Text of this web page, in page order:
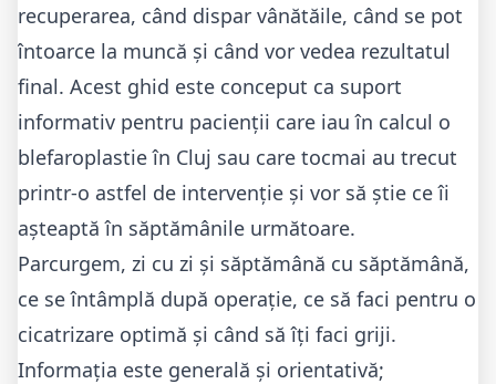
recuperarea, când dispar vânătăile, când se pot
întoarce la muncă și când vor vedea rezultatul
final. Acest ghid este conceput ca suport
informativ pentru pacienții care iau în calcul o
blefaroplastie în Cluj sau care tocmai au trecut
printr-o astfel de intervenție și vor să știe ce îi
așteaptă în săptămânile următoare.
Parcurgem, zi cu zi și săptămână cu săptămână,
ce se întâmplă după operație, ce să faci pentru o
cicatrizare optimă și când să îți faci griji.
Informația este generală și orientativă;